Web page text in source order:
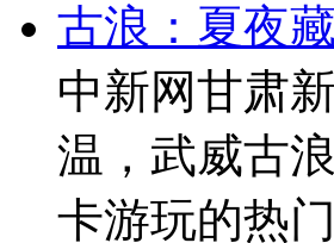
古浪：夏夜
中新网甘肃
温，武威古
卡游玩的热